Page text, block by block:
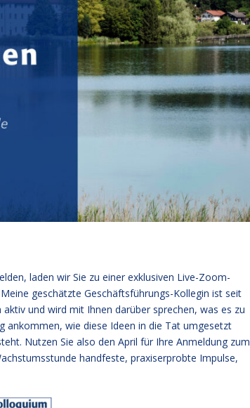
laden wir Sie zu einer exklusiven Live-Zoom-
Meine geschätzte Geschäftsführungs-Kollegin ist seit
und wird mit Ihnen darüber sprechen, was es zu
ankommen, wie diese Ideen in die Tat umgesetzt
Nutzen Sie also den April für Ihre Anmeldung zum
handfeste, praxiserprobte Impulse,